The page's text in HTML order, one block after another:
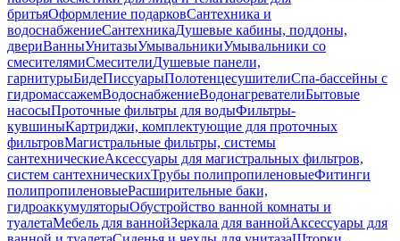
бритьяОформление подарковСантехника и
водоснабжениеСантехникаДушевые кабины, поддоны,
двериВанныУнитазыУмывальникиУмывальники со
смесителямиСмесителиДушевые панели,
гарнитурыБидеПиссуарыПолотенцесушителиСпа-бассейны с
гидромассажемВодоснабжениеВодонагревателиБытовые
насосыПроточные фильтры для водыФильтры-
кувшиныКартриджи, комплектующие для проточных
фильтровМагистральные фильтры, системы
сантехническиеАксессуары для магистральных фильтров,
систем сантехническихТрубы полипропиленовыеФитинги
полипропиленовыеРасширительные баки,
гидроаккумуляторыОбустройство ванной комнаты и
туалетаМебель для ваннойЗеркала для ваннойАксессуары для